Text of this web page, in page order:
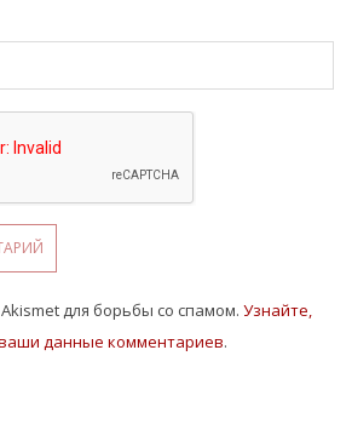
для борьбы со спамом. Узнайте,
данные комментариев.